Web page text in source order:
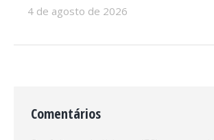
4 de agosto de 2026
Comentários